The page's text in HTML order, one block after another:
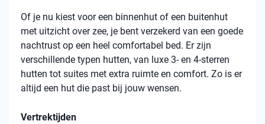
Of je nu kiest voor een binnenhut of een buitenhut
met uitzicht over zee, je bent verzekerd van een goede
nachtrust op een heel comfortabel bed. Er zijn
verschillende typen hutten, van luxe 3- en 4-sterren
hutten tot suites met extra ruimte en comfort. Zo is er
altijd een hut die past bij jouw wensen.
Vertrektijden